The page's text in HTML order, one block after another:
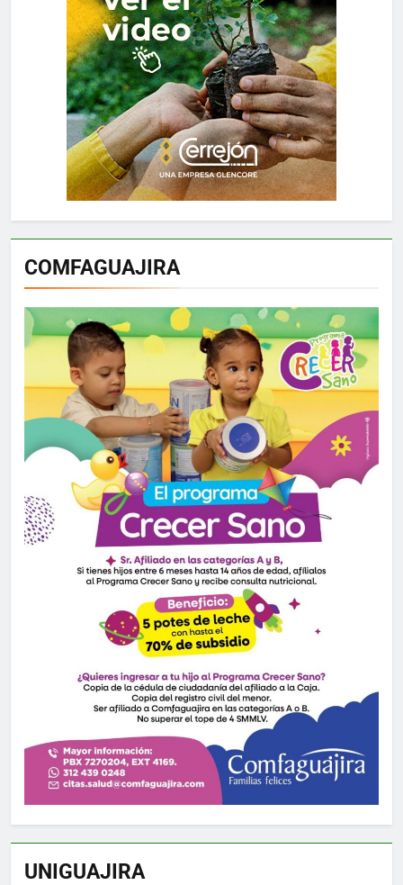
COMFAGUAJIRA
UNIGUAJIRA